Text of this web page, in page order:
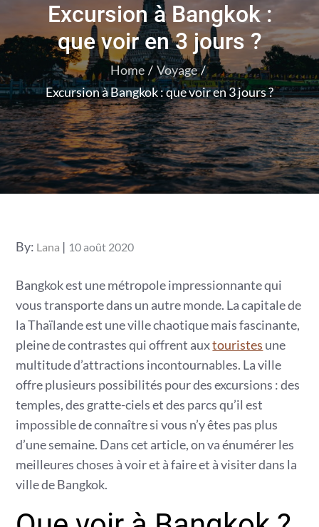
Excursion à Bangkok :
que voir en 3 jours ?
Home
Voyage
Excursion à Bangkok : que voir en 3 jours ?
By: Lana
Posted
10 août 2020
Bangkok est une métropole impressionnante qui
vous transporte dans un autre monde. La capitale de
la Thaïlande est une ville chaotique mais fascinante,
pleine de contrastes qui offrent auxtouristes une
multitude d’attractions incontournables. La ville
offre plusieurs possibilités pour des excursions : des
temples, des gratte-ciels et des parcs qu’il est
impossible de connaître si vous n’y êtes pas plus
d’une semaine. Dans cet article, on va énumérer les
meilleures choses à voir et à faire et à visiter dans la
ville de Bangkok.